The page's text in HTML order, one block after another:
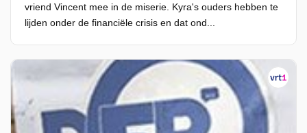
vriend Vincent mee in de miserie. Kyra's ouders hebben te
lijden onder de financiële crisis en dat ond...